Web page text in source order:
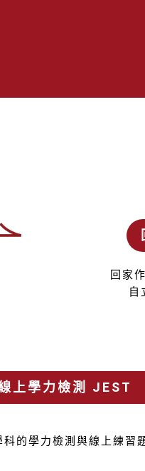
回家
自
上學力檢測 JEST
的學力檢測與線上練習